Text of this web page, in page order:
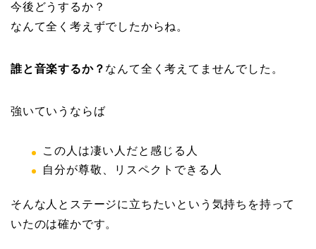
今後どうするか？
なんて全く考えずでしたからね。
誰と音楽するか？ なんて全く考えてませんでした。
強いていうならば
この人は凄い人だと感じる人
自分が尊敬、リスペクトできる人
そんな人とステージに立ちたいという気持ちを持って
いたのは確かです。